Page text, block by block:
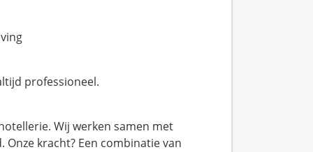
professioneel.
Wij werken samen met
kracht? Een combinatie van